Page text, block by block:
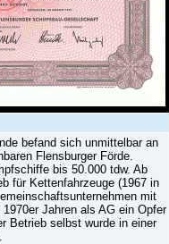
befand sich unmittelbar an
Flensburger Förde.
bis 50.000 tdw. Ab
für Kettenfahrzeuge (1967 in
mit
Jahren als AG ein Opfer
Betrieb selbst wurde in einer